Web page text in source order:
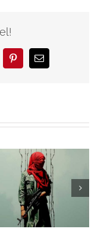
Pinterest
E-
Gaza: Wat Je
Echt over de
Oorlog tegen
Hamas moet